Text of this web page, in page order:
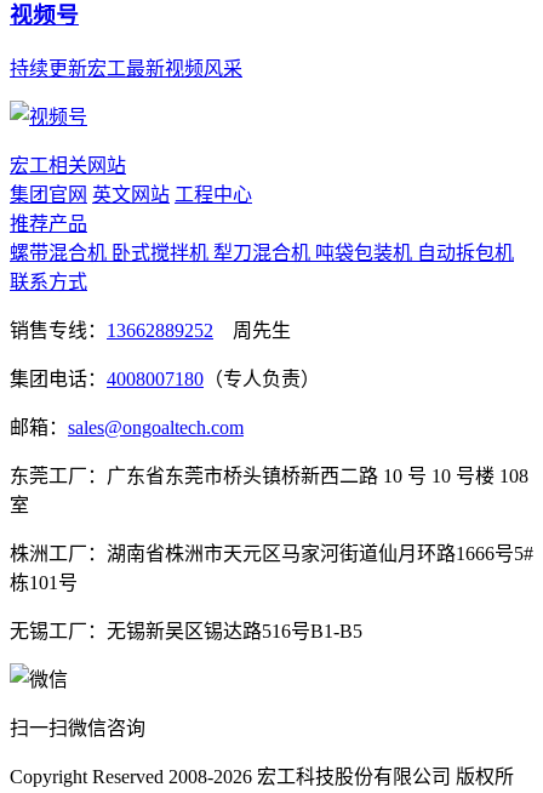
视频号
持续更新宏工最新视频风采
宏工相关网站
集团官网 英文网站 工程中心
推荐产品
螺带混合机 卧式搅拌机 犁刀混合机 吨袋包装机 自动拆包机
联系方式
销售专线： 13662889252 周先生
集团电话： 4008007180 （专人负责）
邮箱： sales@ongoaltech.com
东莞工厂：广东省东莞市桥头镇桥新西二路 10 号 10 号楼 108
室
株洲工厂：湖南省株洲市天元区马家河街道仙月环路1666号5#
栋101号
无锡工厂：无锡新吴区锡达路516号B1-B5
扫一扫微信咨询
Copyright Reserved 2008-2026 宏工科技股份有限公司 版权所